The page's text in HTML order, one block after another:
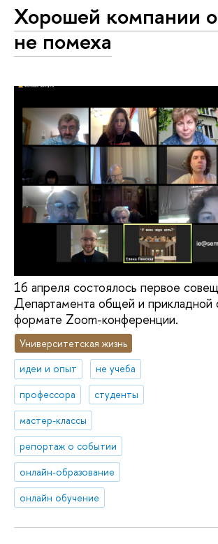
Хорошей компании
не помеха
16 апреля состоялось первое
Департамента общей и прикладной
формате Zoom-конференции.
Университетская жизнь
идеи и опыт
не учеба
профессора
студенты
мастер-классы
репортаж о событии
онлайн-образование
онлайн обучение